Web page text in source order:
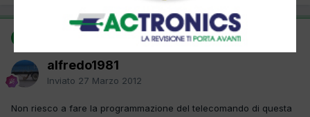
alfredo1981
Inviato 27 Marzo 2012
Non riesco a fare la programmazione del telecomando di questa